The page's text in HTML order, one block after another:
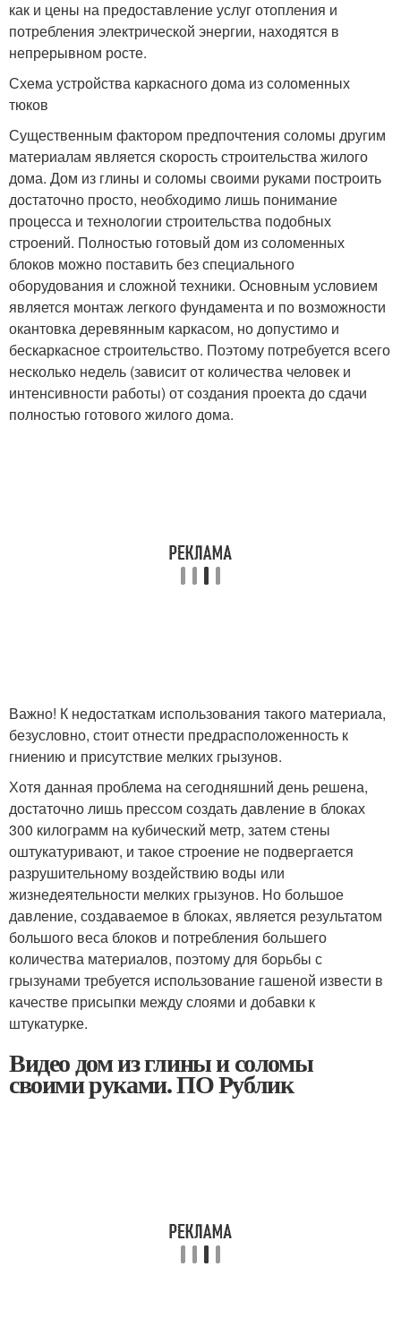
как и цены на предоставление услуг отопления и
потребления электрической энергии, находятся в
непрерывном росте.
Схема устройства каркасного дома из соломенных
тюков
Существенным фактором предпочтения соломы другим
материалам является скорость строительства жилого
дома. Дом из глины и соломы своими руками построить
достаточно просто, необходимо лишь понимание
процесса и технологии строительства подобных
строений. Полностью готовый дом из соломенных
блоков можно поставить без специального
оборудования и сложной техники. Основным условием
является монтаж легкого фундамента и по возможности
окантовка деревянным каркасом, но допустимо и
бескаркасное строительство. Поэтому потребуется всего
несколько недель (зависит от количества человек и
интенсивности работы) от создания проекта до сдачи
полностью готового жилого дома.
Важно! К недостаткам использования такого материала,
безусловно, стоит отнести предрасположенность к
гниению и присутствие мелких грызунов.
Хотя данная проблема на сегодняшний день решена,
достаточно лишь прессом создать давление в блоках
300 килограмм на кубический метр, затем стены
оштукатуривают, и такое строение не подвергается
разрушительному воздействию воды или
жизнедеятельности мелких грызунов. Но большое
давление, создаваемое в блоках, является результатом
большого веса блоков и потребления большего
количества материалов, поэтому для борьбы с
грызунами требуется использование гашеной извести в
качестве присыпки между слоями и добавки к
штукатурке.
Видео дом из глины и соломы
своими руками. ПО Рублик